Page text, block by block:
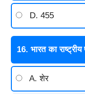
D. 455
16. भारत का
A. शेर